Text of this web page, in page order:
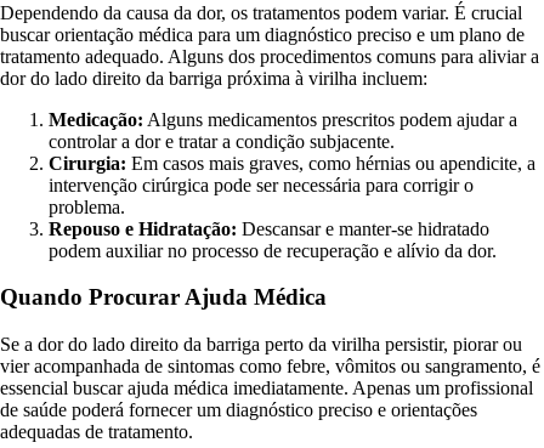
Dependendo da causa da dor, os tratamentos podem variar. É crucial
buscar orientação médica para um diagnóstico preciso e um plano de
tratamento adequado. Alguns dos procedimentos comuns para aliviar a
dor do lado direito da barriga próxima à virilha incluem:
Medicação: Alguns medicamentos prescritos podem ajudar a
controlar a dor e tratar a condição subjacente.
Cirurgia: Em casos mais graves, como hérnias ou apendicite, a
intervenção cirúrgica pode ser necessária para corrigir o
problema.
Repouso e Hidratação: Descansar e manter-se hidratado
podem auxiliar no processo de recuperação e alívio da dor.
Quando Procurar Ajuda Médica
Se a dor do lado direito da barriga perto da virilha persistir, piorar ou
vier acompanhada de sintomas como febre, vômitos ou sangramento, é
essencial buscar ajuda médica imediatamente. Apenas um profissional
de saúde poderá fornecer um diagnóstico preciso e orientações
adequadas de tratamento.